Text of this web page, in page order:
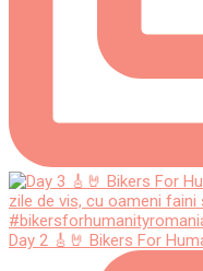
Day 2 🎸🤘 Bikers For